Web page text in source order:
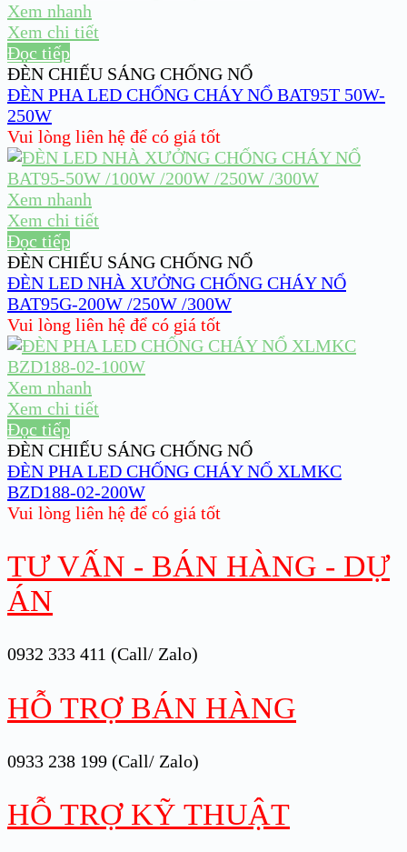
Xem nhanh
Xem chi tiết
Đọc tiếp
ĐÈN CHIẾU SÁNG CHỐNG NỔ
ĐÈN PHA LED CHỐNG CHÁY NỔ BAT95T 50W-
250W
Vui lòng liên hệ để có giá tốt
Xem nhanh
Xem chi tiết
Đọc tiếp
ĐÈN CHIẾU SÁNG CHỐNG NỔ
ĐÈN LED NHÀ XƯỞNG CHỐNG CHÁY NỔ
BAT95G-200W /250W /300W
Vui lòng liên hệ để có giá tốt
Xem nhanh
Xem chi tiết
Đọc tiếp
ĐÈN CHIẾU SÁNG CHỐNG NỔ
ĐÈN PHA LED CHỐNG CHÁY NỔ XLMKC
BZD188-02-200W
Vui lòng liên hệ để có giá tốt
TƯ VẤN - BÁN HÀNG - DỰ
ÁN
0932 333 411 (Call/ Zalo)
HỖ TRỢ BÁN HÀNG
0933 238 199 (Call/ Zalo)
HỖ TRỢ KỸ THUẬT